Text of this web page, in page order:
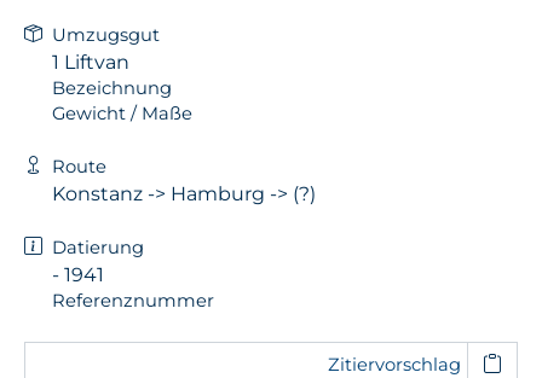
Umzugsgut
1 Liftvan
Bezeichnung
Gewicht / Maße
Route
Konstanz -> Hamburg -> (?)
Datierung
- 1941
Referenznummer
Zitiervorschlag